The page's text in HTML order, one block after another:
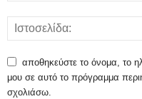
αποθηκεύστε το όνομα, το
μου σε αυτό το πρόγραμμα
σχολιάσω.